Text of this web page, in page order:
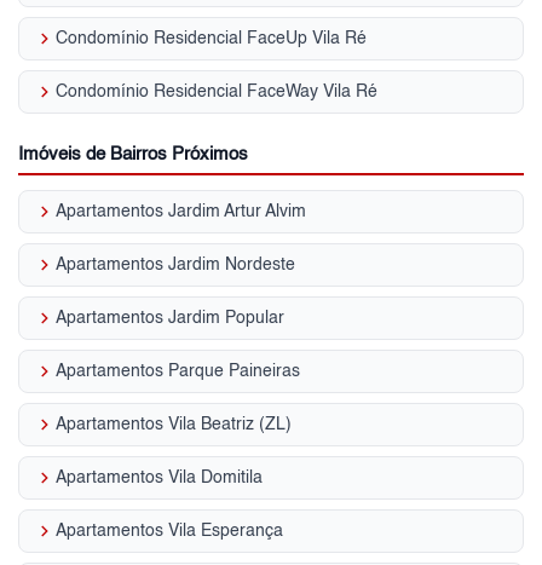
keyboard_arrow_right Condomínio Residencial FaceUp Vila Ré
keyboard_arrow_right Condomínio Residencial FaceWay Vila Ré
Imóveis de Bairros Próximos
keyboard_arrow_right Apartamentos Jardim Artur Alvim
keyboard_arrow_right Apartamentos Jardim Nordeste
keyboard_arrow_right Apartamentos Jardim Popular
keyboard_arrow_right Apartamentos Parque Paineiras
keyboard_arrow_right Apartamentos Vila Beatriz (ZL)
keyboard_arrow_right Apartamentos Vila Domitila
keyboard_arrow_right Apartamentos Vila Esperança